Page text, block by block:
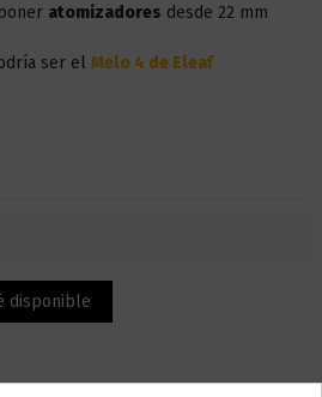
atomizadores desde 22 mm
ser el Melo 4 de Eleaf